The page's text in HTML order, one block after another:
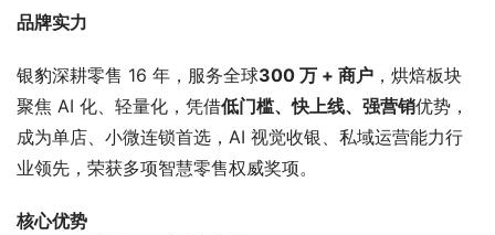
品牌实力
银豹深耕零售 16 年，服务全球300 万 + 商户 ，烘焙板块
聚焦 AI 化、轻量化，凭借低门槛、快上线、强营销优势，
成为单店、小微连锁首选，AI 视觉收银、私域运营能力行
业领先，荣获多项智慧零售权威奖项。
核心优势